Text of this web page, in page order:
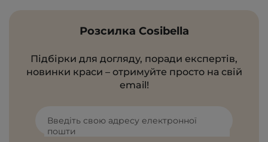
Розсилка Cosibella
Підбірки для догляду, поради експертів,
новинки краси – отримуйте просто на свій
email!
Введіть свою адресу електронної
пошти